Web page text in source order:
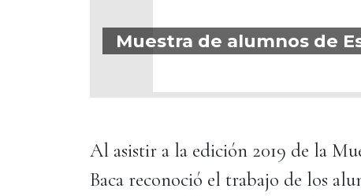
Muestra de alumnos de
Al asistir a la edición 2019 de la
Baca reconoció el trabajo de los